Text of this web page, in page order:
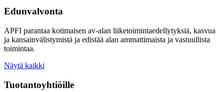
Edunvalvonta
APFI parantaa kotimaisen av-alan liiketoimintaedellytyksiä, kasvua
ja kansainvälistymistä ja edistää alan ammattimaista ja vastuullista
toimintaa.
Näytä kaikki
Tuotantoyhtiöille